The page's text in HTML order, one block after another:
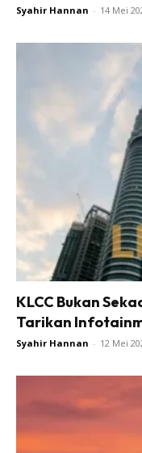
Syahir Hannan - 14 Mei
KLCC Bukan
Tarikan
Syahir Hannan - 12 Mei